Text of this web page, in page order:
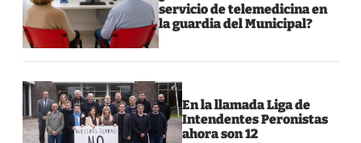
servicio de telemedicina en
la guardia del Municipal?
En la llamada Liga de
Intendentes Peronistas
ahora son 12